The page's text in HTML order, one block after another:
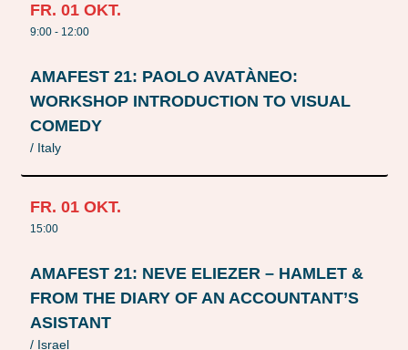
FR. 01 OKT.
9:00 - 12:00
AMAFEST 21: PAOLO AVATÀNEO:
WORKSHOP INTRODUCTION TO VISUAL
COMEDY
/ Italy
FR. 01 OKT.
15:00
AMAFEST 21: NEVE ELIEZER – HAMLET &
FROM THE DIARY OF AN ACCOUNTANT’S
ASISTANT
/ Israel